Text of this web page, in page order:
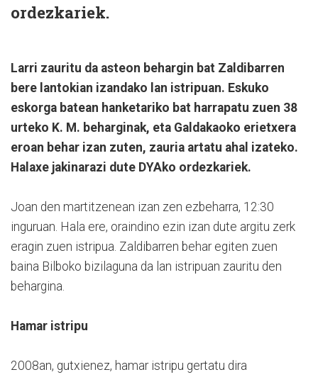
ordezkariek.
Larri zauritu da asteon behargin bat Zaldibarren
bere lantokian izandako lan istripuan. Eskuko
eskorga batean hanketariko bat harrapatu zuen 38
urteko K. M. beharginak, eta Galdakaoko erietxera
eroan behar izan zuten, zauria artatu ahal izateko.
Halaxe jakinarazi dute DYAko ordezkariek.
Joan den martitzenean izan zen ezbeharra, 12:30
inguruan. Hala ere, oraindino ezin izan dute argitu zerk
eragin zuen istripua. Zaldibarren behar egiten zuen
baina Bilboko bizilaguna da lan istripuan zauritu den
behargina.
Hamar istripu
2008an, gutxienez, hamar istripu gertatu dira